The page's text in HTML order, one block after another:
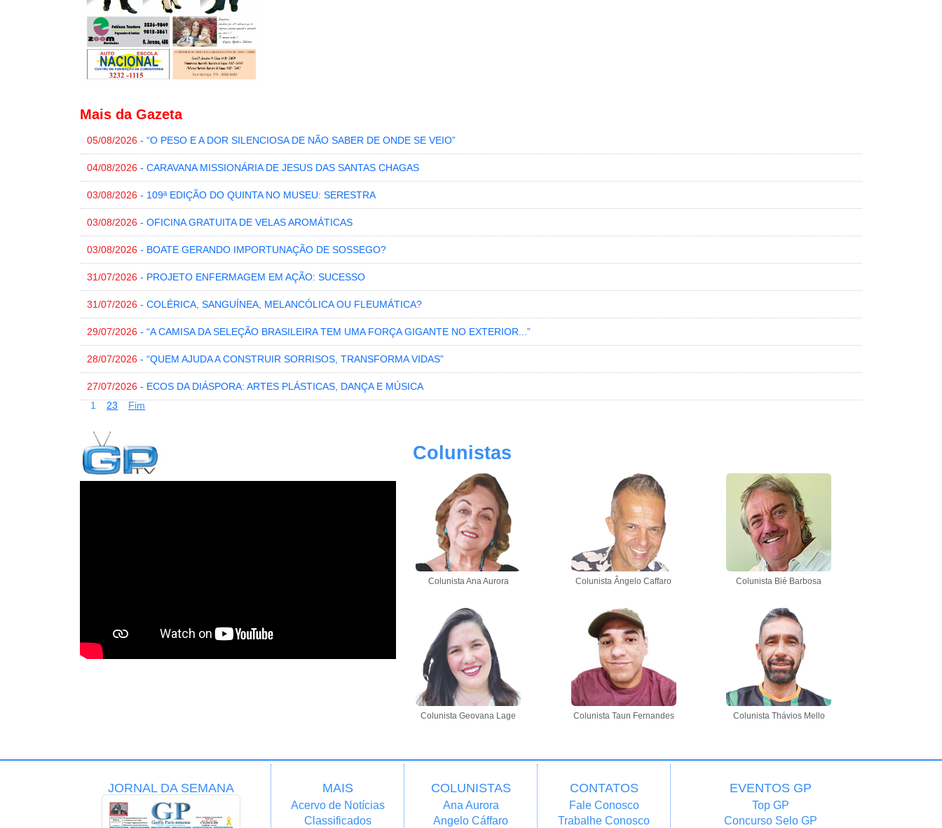
Mais da Gazeta
05/08/2026 - “O PESO E A DOR SILENCIOSA DE NÃO SABER DE ONDE SE VEIO”
04/08/2026 - CARAVANA MISSIONÁRIA DE JESUS DAS SANTAS CHAGAS
03/08/2026 - 109ª EDIÇÃO DO QUINTA NO MUSEU: SERESTRA
03/08/2026 - OFICINA GRATUITA DE VELAS AROMÁTICAS
03/08/2026 - BOATE GERANDO IMPORTUNAÇÃO DE SOSSEGO?
31/07/2026 - PROJETO ENFERMAGEM EM AÇÃO: SUCESSO
31/07/2026 - COLÉRICA, SANGUÍNEA, MELANCÓLICA OU FLEUMÁTICA?
29/07/2026 - “A CAMISA DA SELEÇÃO BRASILEIRA TEM UMA FORÇA GIGANTE NO EXTERIOR...”
28/07/2026 - “QUEM AJUDA A CONSTRUIR SORRISOS, TRANSFORMA VIDAS”
27/07/2026 - ECOS DA DIÁSPORA: ARTES PLÁSTICAS, DANÇA E MÚSICA
1
23 Fim
Colunistas
Colunista Ana Aurora Colunista Ângelo Caffaro Colunista Bié Barbosa
Colunista Geovana Lage Colunista Taun Fernandes Colunista Thávios Mello
JORNAL DA SEMANA MAIS
Acervo de Notícias
Classificados
COLUNISTAS
Ana Aurora
Angelo Cáffaro
CONTATOS
Fale Conosco
Trabalhe Conosco
EVENTOS GP
Top GP
Concurso Selo GP